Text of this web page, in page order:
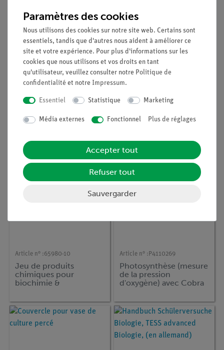
Article n° : 65980-77D
pour l'ensemble de
base Biochimie et
15620-88D
Article n° : 64837-00
d'expérimentation, 29
cm (11,4 "), s'adapte aux
SMARTsense
Article n° :65980-10
Jeu de produits
chimiques pour
biochimie &
Article n° : P4110269
Photosynthèse (mesure
de la pression
d'oxygène) avec Cobra
Paramètres des cookies
Nous utilisons des cookies sur notre site web. Certains sont
essentiels, tandis que d'autres nous aident à améliorer ce
site et votre expérience. Pour plus d'informations sur les
cookies que nous utilisons et vos droits en tant
qu'utilisateur, veuillez consulter notre Politique de
confidentialité et notre Impressum.
Essentiel Statistique Marketing
Média externes Fonctionnel Plus de réglages
Accepter tout
Refuser tout
Sauvergarder